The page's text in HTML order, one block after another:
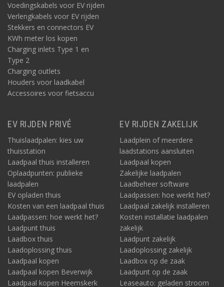
Voedingskabels voor EV rijden
Verlengkabels voor EV rijden
Stekkers en connectors EV
KWh meter los kopen
Charging inlets Type 1 en
Type 2
Charging outlets
Houders voor laadkabel
Accessoires voor fietsaccu
EV RIJDEN PRIVÉ
Thuislaadpalen: kies uw
thuisstation
Laadpaal thuis installeren
Oplaadpunten: publieke
laadpalen
EV opladen thuis
Kosten van een laadpaal thuis
Laadpassen: hoe werkt het?
Laadpunt thuis
Laadbox thuis
Laadoplossing thuis
Laadpaal kopen
Laadpaal kopen Beverwijk
Laadpaal kopen Heemskerk
EV RIJDEN ZAKELIJK
Laadplein of meerdere
laadstations aansluiten
Laadpaal kopen
Zakelijke laadpalen
Laadbeheer software
Laadpassen: hoe werkt het?
Laadpaal zakelijk installeren
Kosten installatie laadpalen
zakelijk
Laadpunt zakelijk
Laadoplossing zakelijk
Laadbox op de zaak
Laadpunt op de zaak
Leaseauto: geladen stroom